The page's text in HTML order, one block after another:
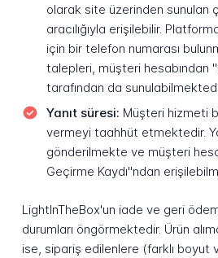
olarak site üzerinden sunulan
aracılığıyla erişilebilir.
için bir telefon numarası
talepleri, müşteri hesabından
tarafından da
Yanıt süresi: Müşteri hizmeti
vermeyi taahhüt etmektedir.
gönderilmekte ve müşteri
Geçirme Kaydı"ndan
LightInTheBox'un iade ve geri
durumları öngörmektedir. Ürün
ise, sipariş edilenlere (farklı boyut